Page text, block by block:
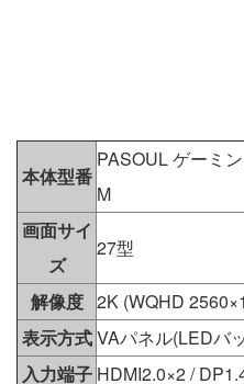
本体型番
PASOUL ゲーミ
M
画面サイ
ズ
27型
解像度 2K (WQHD
表示方式VAパネル(LEDバ
入力端子 HDMI2.0×2 /